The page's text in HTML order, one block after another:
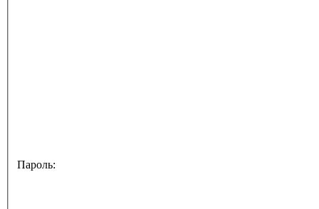
Пароль: